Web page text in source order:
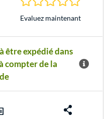
Evaluez maintenant
être expédié dans
compter de la